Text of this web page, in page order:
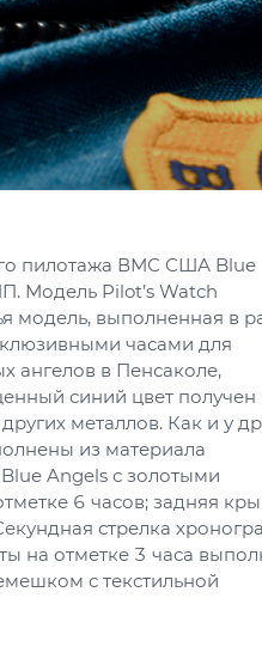
пилотажа ВМС США Blue
Модель Pilot’s Watch
модель, выполненная в
часами для
ангелов в Пенсаколе,
синий цвет получен
металлов. Как и у
из материала
Angels с золотыми
6 часов; задняя
стрелка
на отметке 3 часа
с текстильной